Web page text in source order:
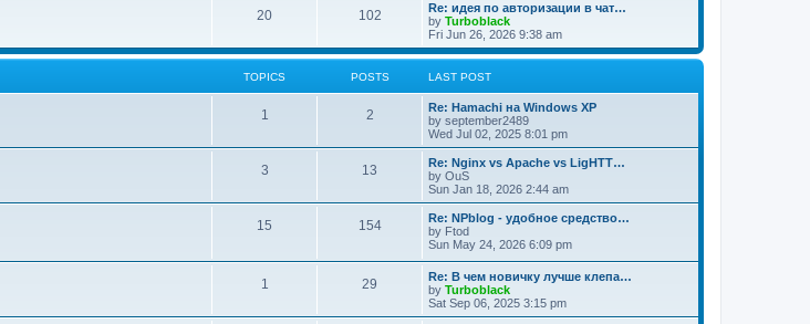
20 102
Re: идея по авторизации в чат…
by Turboblack
Fri Jun 26, 2026 9:38 am
TOPICS POSTS LAST POST
1 2
Re: Hamachi на Windows XP
by september2489
Wed Jul 02, 2025 8:01 pm
3 13
Re: Nginx vs Apache vs LigHTT…
by OuS
Sun Jan 18, 2026 2:44 am
15 154
Re: NPblog - удобное средство…
by Ftod
Sun May 24, 2026 6:09 pm
1 29
Re: В чем новичку лучше клепа…
by Turboblack
Sat Sep 06, 2025 3:15 pm